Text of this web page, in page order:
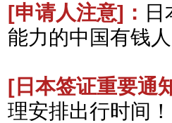
[申请人注意]：
能力的中国有钱
[日本签证重要通
理安排出行时间！